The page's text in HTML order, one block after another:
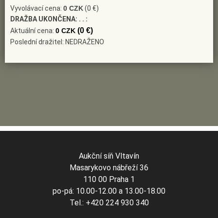
Vyvolávací cena: 0 CZK(0 €)
DRAŽBA UKONČENA: . . :
Aktuální cena: 0 CZK (0 €)
Poslední dražitel: NEDRAŽENO
Aukční síň Vltavín
Masarykovo nábřeží 36
110 00 Praha 1
po-pá: 10.00-12.00 a 13.00-18.00
Tel.: +420 224 930 340